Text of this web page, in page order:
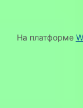
На платформе